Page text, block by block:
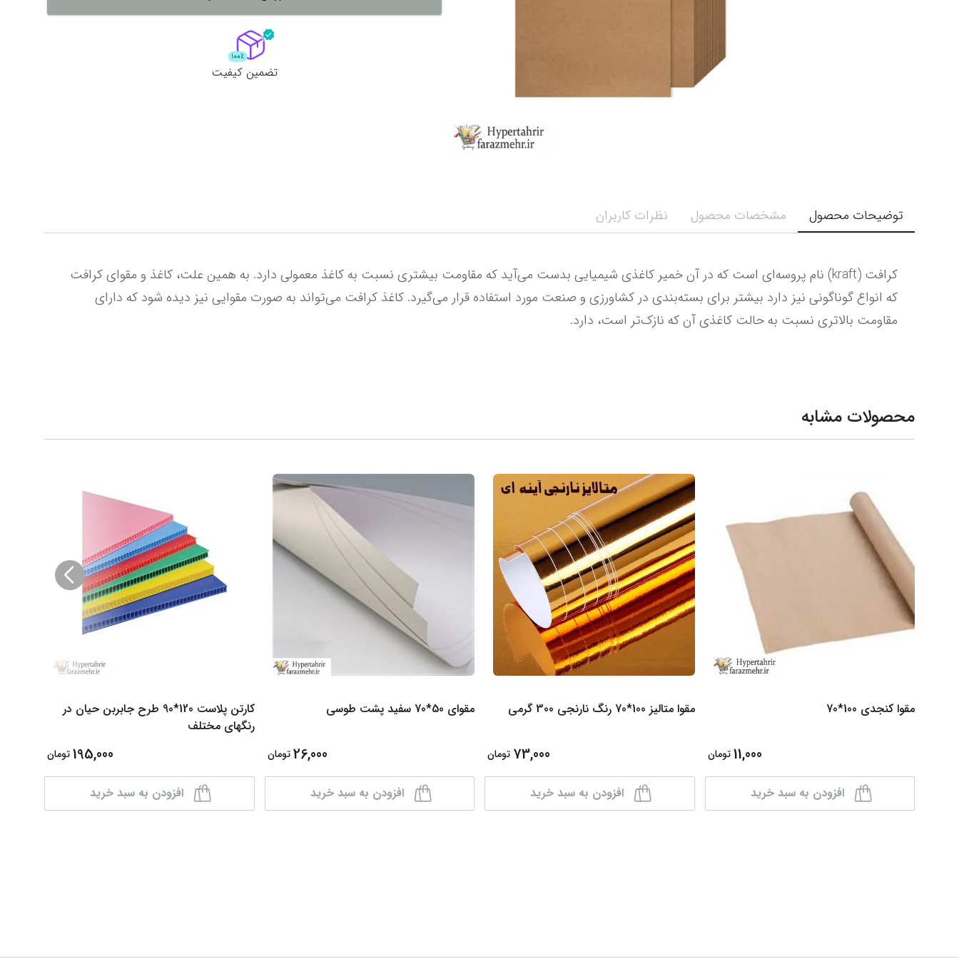
نمایش همه محصولات
تضمین کیفیت
توضیحات محصول مشخصات محصول نظرات کاربران
مقاومت بالاتری نسبت به حالت کاغذی آن که نازک‌تر است، دارد.
محصولات مشابه
مقوا کنجدی 100*70
11,000 تومان
افزودن به سبد خرید
مقوا متالیز 100*70 رنگ نارنجی 300 گرمی
73,000 تومان
افزودن به سبد خرید
مقوای 50*70 سفید پشت طوسی
26,000 تومان
افزودن به سبد خرید
کارتن پلاست 120*90 طرح جابربن حیان در
رنگهای مختلف
195,000تومان
افزودن به سبد خرید